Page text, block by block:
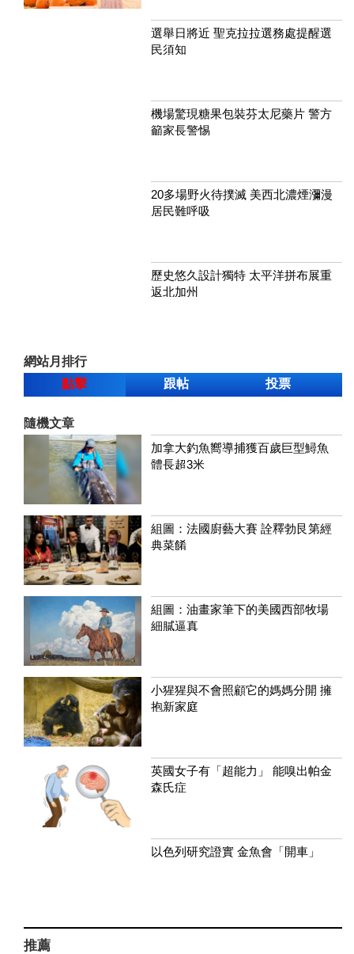
選舉日將近 聖克拉拉選務處提醒選
民須知
機場驚現糖果包裝芬太尼藥片 警方
籲家長警惕
20多場野火待撲滅 美西北濃煙瀰漫
居民難呼吸
歷史悠久設計獨特 太平洋拼布展重
返北加州
網站月排行
點擊
跟帖 投票
隨機文章
加拿大釣魚嚮導捕獲百歲巨型鱘魚
體長超3米
組圖：法國廚藝大賽 詮釋勃艮第經
典菜餚
組圖：油畫家筆下的美國西部牧場
細膩逼真
小猩猩與不會照顧它的媽媽分開 擁
抱新家庭
英國女子有「超能力」 能嗅出帕金
森氏症
以色列研究證實 金魚會「開車」
推薦